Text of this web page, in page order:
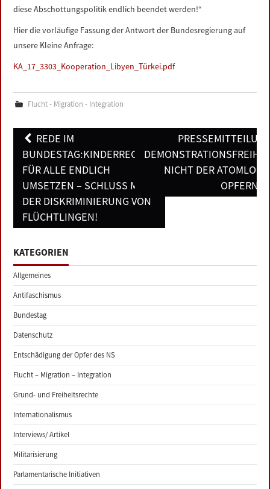
diese Abschottungspolitik endlich beendet werden!“
Hier die vorläufige Fassung der Antwort der Bundesregierung auf
unsere Kleine Anfrage:
KA_17_3303_Kooperation_Libyen_Türkei.pdf
Flucht - Migration - Integration
Post
navigation
REDE IM
BUNDESTAG:KINDERRECHTE
FÜR ALLE ENDLICH
UMSETZEN – SCHLUSS MIT
DER DISKRIMINIERUNG VON
FLÜCHTLINGEN!
NICHT DER
OPFERN!
KATEGORIEN
Allgemeines
Antifaschismus
Bundestag
Datenschutz
Entschädigung der Opfer des NS
Flucht – Migration – Integration
Grund- und Freiheitsrechte
Internationalismus
Interviews/ Artikel
Militarisierung
Parlamentarische Initiativen